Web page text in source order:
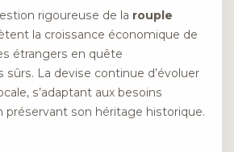
rigoureuse de la rouple
la croissance économique de
étrangers en quête
sûrs. La devise continue d’évoluer
s’adaptant aux besoins
son héritage historique.